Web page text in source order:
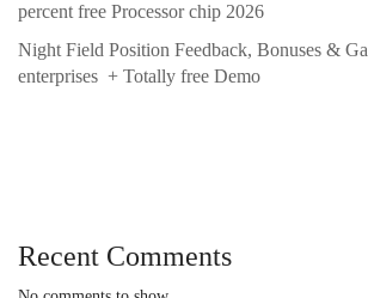
percent free Processor chip 2026
Night Field Position Feedback, Bonuses &
enterprises ️ + Totally free Demo
Recent Comments